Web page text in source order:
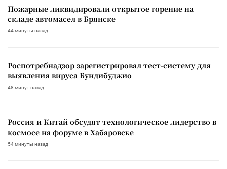
Пожарные ликвидировали открытое горение на
складе автомасел в Брянске
44 минуты назад
Роспотребнадзор зарегистрировал тест-систему для
выявления вируса Бундибуджио
48 минут назад
Россия и Китай обсудят технологическое лидерство в
космосе на форуме в Хабаровске
54 минуты назад